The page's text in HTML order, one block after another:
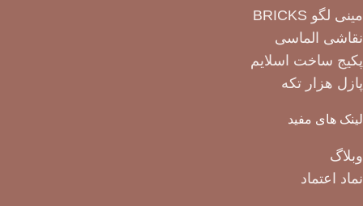
مینی لگو BRICKS
نقاشی الماسی
پکیج ساخت اسلایم
پازل هزار تکه
لینک های مفید
وبلاگ
نماد اعتماد